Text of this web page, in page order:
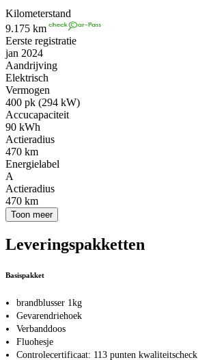
Kilometerstand
9.175 km
Eerste registratie
jan 2024
Aandrijving
Elektrisch
Vermogen
400 pk (294 kW)
Accucapaciteit
90 kWh
Actieradius
470 km
Energielabel
A
Actieradius
470 km
Toon meer
Leveringspakketten
Basispakket
brandblusser 1kg
Gevarendriehoek
Verbanddoos
Fluohesje
Controlecertificaat: 113 punten kwaliteitscheck